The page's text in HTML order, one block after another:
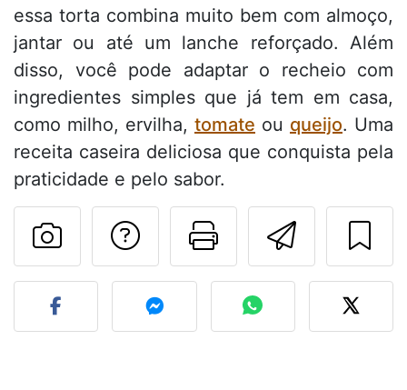
essa torta combina muito bem com almoço,
jantar ou até um lanche reforçado. Além
disso, você pode adaptar o recheio com
ingredientes simples que já tem em casa,
como milho, ervilha, tomate ou queijo. Uma
receita caseira deliciosa que conquista pela
praticidade e pelo sabor.
Imprima
Falar com o autor
Fez esta receita?